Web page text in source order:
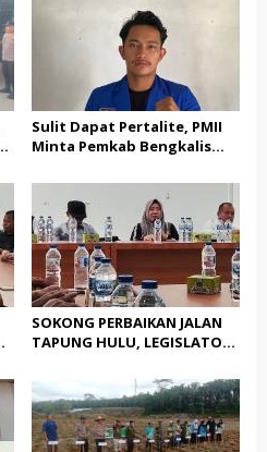
Sulit Dapat Pertalite, PMII
Minta Pemkab Bengkalis
SOKONG PERBAIKAN JALAN
TAPUNG HULU, LEGISLATOR
GEBRAK MEJA MUSYARAHAH:
“JANGAN BANYAK TEORI,
KITA BUTUH AKSI NYATA!”